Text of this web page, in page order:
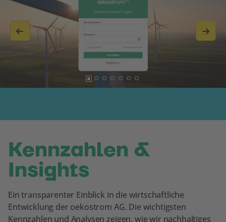
Kennzahlen &
Insights
Ein transparenter Einblick in die wirtschaftliche
Entwicklung der oekostrom AG. Die wichtigsten
Kennzahlen und Analysen zeigen, wie wir nachhaltiges